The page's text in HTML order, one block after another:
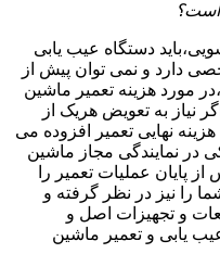
است؟
دستگاه عیب یابی
دارد و نمی توان پیش از
مورد هزینه تعمیر ماشین
به تعویض هریک از
نهایی تعمیر افزوده می
در نمایندگی مجاز ماشین
پایان عملیات تعمیر را
را نیز در نظر گرفته و
و تجهیزات اصل و
یابی و تعمیر ماشین